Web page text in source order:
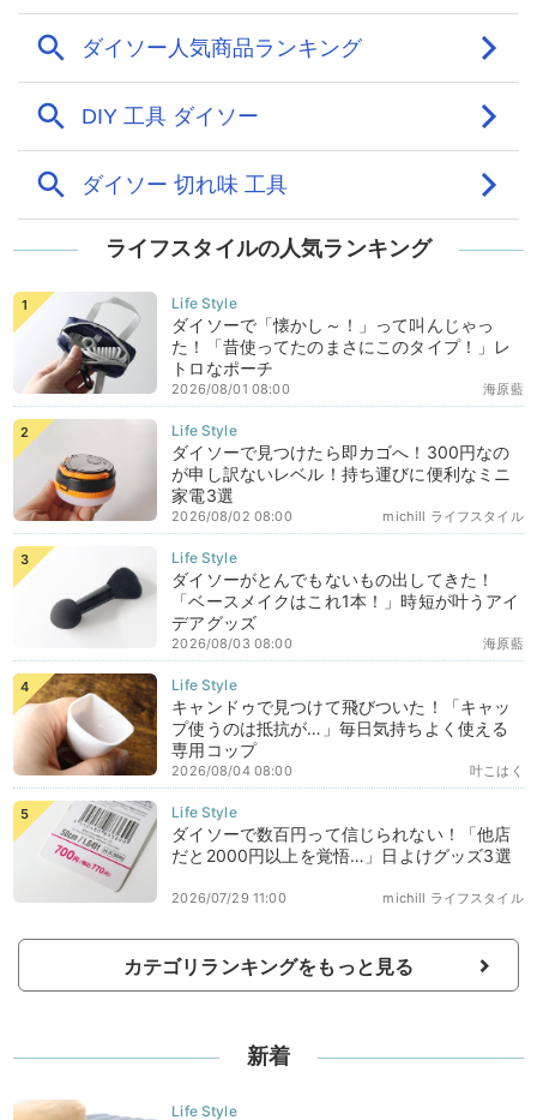
ライフスタイルの人気ランキング
ダイソーで「懐かし～！」って叫んじゃっ
た！「昔使ってたのまさにこのタイプ！」レ
トロなポーチ
海原藍
2026/08/01 08:00
ダイソーで見つけたら即カゴへ！300円なの
が申し訳ないレベル！持ち運びに便利なミニ
家電3選
michill ライフスタイル
2026/08/02 08:00
ダイソーがとんでもないもの出してきた！
「ベースメイクはこれ1本！」時短が叶うアイ
デアグッズ
海原藍
2026/08/03 08:00
キャンドゥで見つけて飛びついた！「キャッ
プ使うのは抵抗が…」毎日気持ちよく使える
専用コップ
叶こはく
2026/08/04 08:00
ダイソーで数百円って信じられない！「他店
だと2000円以上を覚悟…」日よけグッズ3選
michill ライフスタイル
2026/07/29 11:00
カテゴリランキングをもっと見る
新着